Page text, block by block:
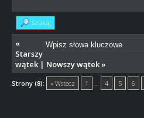
Szukaj
«
Starszy
wątek| Nowszy wątek»
Strony (8): « Wstecz 1 4 5 6